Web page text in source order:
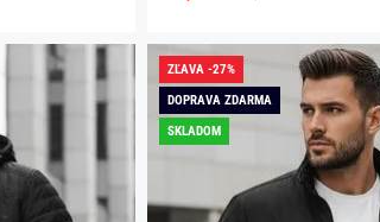
ZĽAVA -27%
DOPRAVA ZDARMA
SKLADOM